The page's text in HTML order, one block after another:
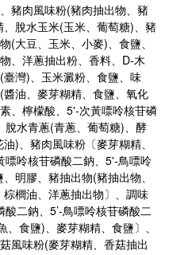
豬肉風味粉(豬肉抽出物、豬
脫水玉米(玉米、葡萄糖)、豬
(大豆、玉米、小麥)、食鹽、
、洋蔥抽出粉、香料、D-木
灣)、玉米澱粉、食鹽、味
油、麥芽糊精、食鹽、氧化
、檸檬酸、5'-次黃嘌呤核苷磷
水青蔥(青蔥、葡萄糖)、酵
)、豬肉風味粉〔麥芽糊精、
呤核苷磷酸二鈉、5'-鳥嘌呤
明膠、豬抽出物(豬抽出物、
櫚油、洋蔥抽出物〕、調味
二鈉、5’-鳥嘌呤核苷磷酸二
食鹽)、麥芽糊精、食鹽〕、
風味粉(麥芽糊精、香菇抽出